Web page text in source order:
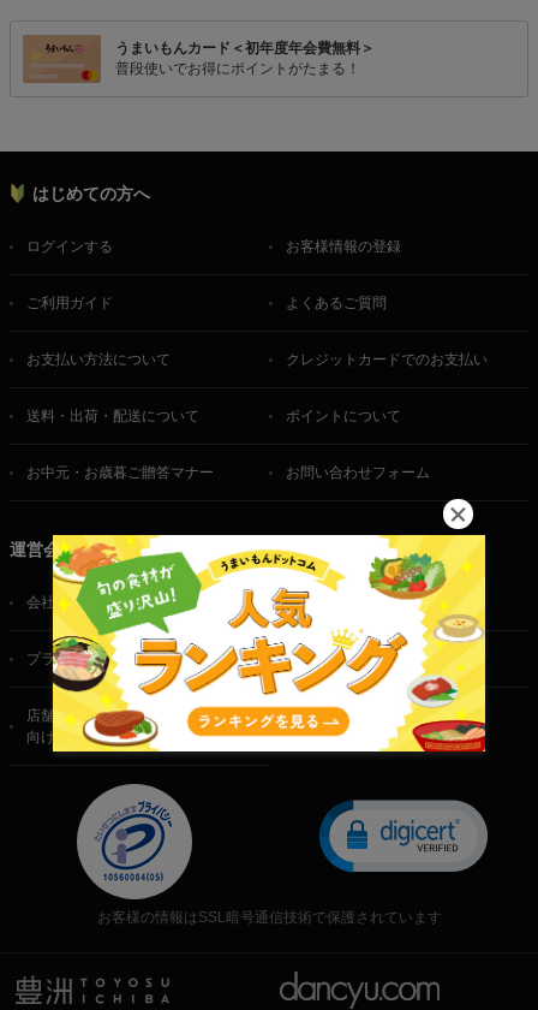
うまいもんカード＜初年度年会費無料＞
普段使いでお得にポイントがたまる！
はじめての方へ
ログインする お客様情報の登録
ご利用ガイド よくあるご質問
お支払い方法について クレジットカードでのお支払い
送料・出荷・配送について ポイントについて
お中元・お歳暮ご贈答マナー お問い合わせフォーム
運営会社
会社概要 ご利用規約
プライバシーポリシー 特定商取引法に基づく表記
店舗・法人・生産者様
向けのお問い合わせ
お客様の情報はSSL暗号通信技術で保護されています